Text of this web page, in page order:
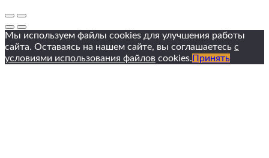
Мы используем файлы cookies для улучшения работы
сайта. Оставаясь на нашем сайте, вы соглашаетесь с
условиями использования файлов cookies. Принять